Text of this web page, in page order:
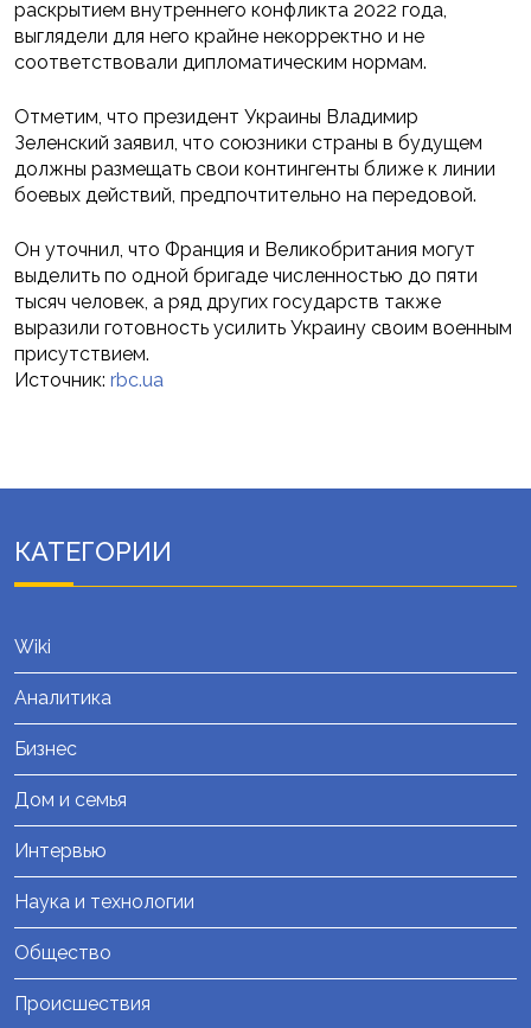
раскрытием внутреннего конфликта 2022 года,
выглядели для него крайне некорректно и не
соответствовали дипломатическим нормам.
Отметим, что президент Украины Владимир
Зеленский заявил, что союзники страны в будущем
должны размещать свои контингенты ближе к линии
боевых действий, предпочтительно на передовой.
Он уточнил, что Франция и Великобритания могут
выделить по одной бригаде численностью до пяти
тысяч человек, а ряд других государств также
выразили готовность усилить Украину своим военным
присутствием.
Источник: rbc.ua
КАТЕГОРИИ
Wiki
Аналитика
Бизнес
Дом и семья
Интервью
Наука и технологии
Общество
Происшествия